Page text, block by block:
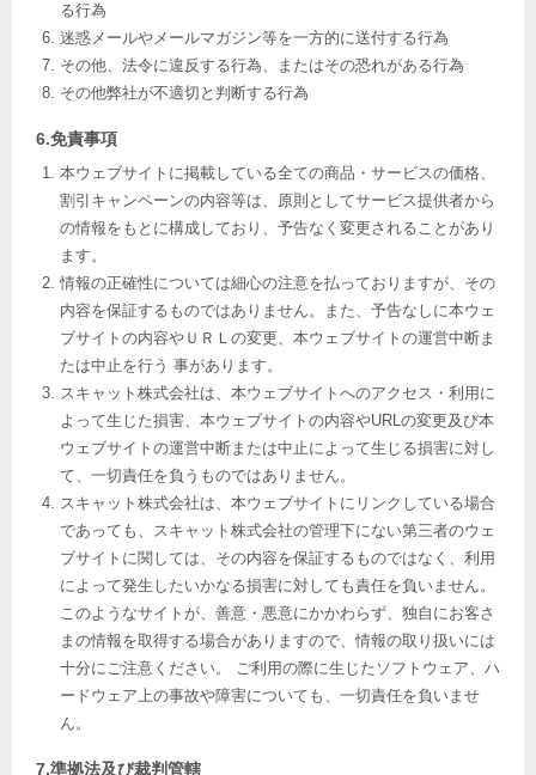
る行為
迷惑メールやメールマガジン等を一方的に送付する行為
その他、法令に違反する行為、またはその恐れがある行為
その他弊社が不適切と判断する行為
6.免責事項
本ウェブサイトに掲載している全ての商品・サービスの価格、
割引キャンペーンの内容等は、原則としてサービス提供者から
の情報をもとに構成しており、予告なく変更されることがあり
ます。
情報の正確性については細心の注意を払っておりますが、その
内容を保証するものではありません。また、予告なしに本ウェ
ブサイトの内容やＵＲＬの変更、本ウェブサイトの運営中断ま
たは中止を行う 事があります。
スキャット株式会社は、本ウェブサイトへのアクセス・利用に
よって生じた損害、本ウェブサイトの内容やURLの変更及び本
ウェブサイトの運営中断または中止によって生じる損害に対し
て、一切責任を負うものではありません。
スキャット株式会社は、本ウェブサイトにリンクしている場合
であっても、スキャット株式会社の管理下にない第三者のウェ
ブサイトに関しては、その内容を保証するものではなく、利用
によって発生したいかなる損害に対しても責任を負いません。
このようなサイトが、善意・悪意にかかわらず、独自にお客さ
まの情報を取得する場合がありますので、情報の取り扱いには
十分にご注意ください。 ご利用の際に生じたソフトウェア、ハ
ードウェア上の事故や障害についても、一切責任を負いませ
ん。
7.準拠法及び裁判管轄